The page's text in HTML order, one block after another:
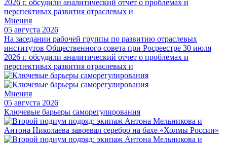
Мнения
05 августа 2026
На заседании рабочей группы по развитию отраслевых
институтов Общественного совета при Росреестре 30 июля
2026 г. обсудили аналитический отчет о проблемах и
перспективах развития отраслевых и
Мнения
05 августа 2026
Ключевые барьеры саморегулирования